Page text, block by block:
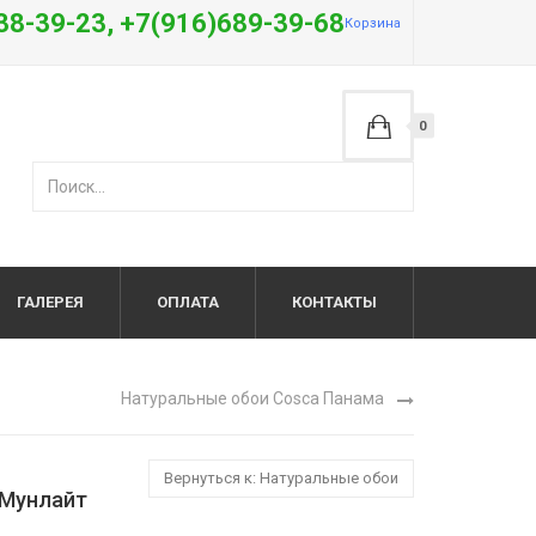
Корзина
39-23, +7(916)689-39-68
0
ГАЛЕРЕЯ ОПЛАТА КОНТАКТЫ
Натуральные обои Cosca Панама
Вернуться к: Натуральные обои